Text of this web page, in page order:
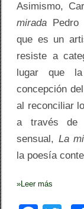
Asimismo,
mirada Pedro
que es un
resiste a
lugar que
concepción
al reconciliar
a través de
sensual, La
la poesía
»Leer más